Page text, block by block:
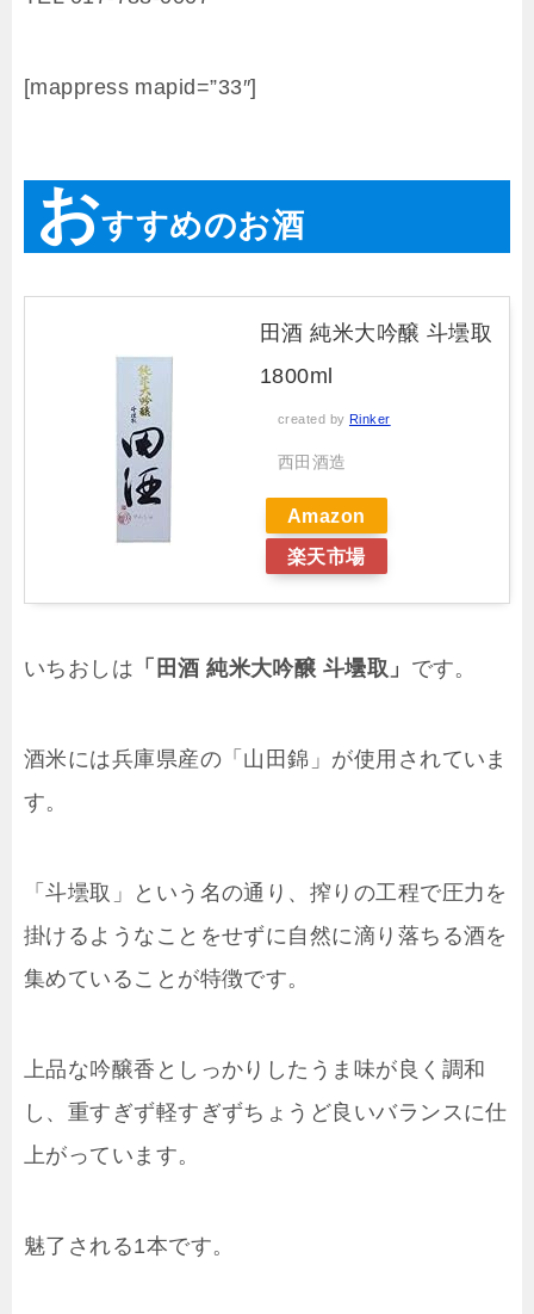
[mappress mapid=”33″]
おすすめのお酒
田酒 純米大吟醸 斗壜取
1800ml
created by Rinker
西田酒造
Amazon
楽天市場
いちおしは 「田酒 純米大吟醸 斗壜取」 です。
酒米には兵庫県産の「山田錦」が使用されていま
す。
「斗壜取」という名の通り、搾りの工程で圧力を
掛けるようなことをせずに自然に滴り落ちる酒を
集めていることが特徴です。
上品な吟醸香としっかりしたうま味が良く調和
し、重すぎず軽すぎずちょうど良いバランスに仕
上がっています。
魅了される1本です。